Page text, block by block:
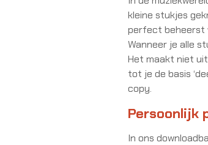
kleine stukjes
perfect beheerst
Wanneer je alle
Het maakt niet
tot je de basis
copy.
Persoonlijk
In ons